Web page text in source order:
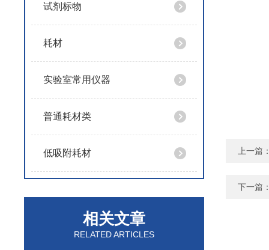
试剂标物
耗材
实验室常用仪器
普通耗材类
低吸附耗材
相关文章
RELATED ARTICLES
上一篇
下一篇